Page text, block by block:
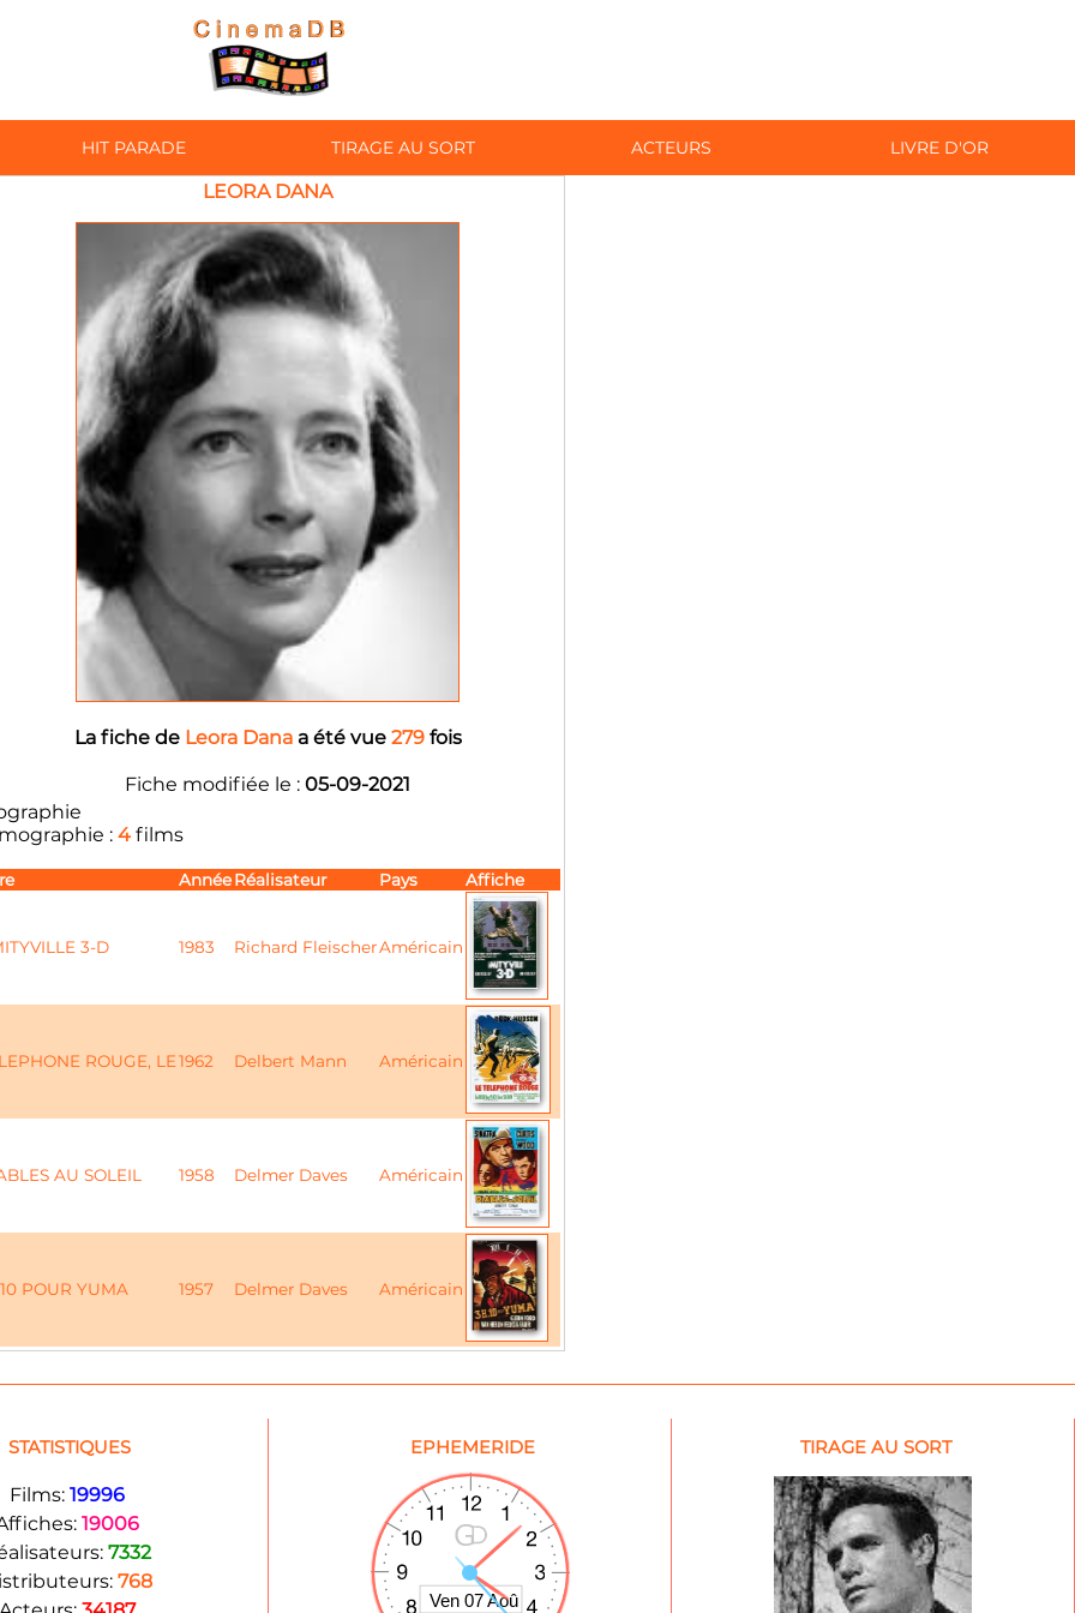
HIT PARADE TIRAGE AU SORT ACTEURS LIVRE D'OR
LEORA DANA
La fiche de Leora Danaa été vue 279fois
Fiche modifiée le : 05-09-2021
: 4 films
Année Réalisateur Pays Affiche
3-D 1983 Richard FleischerAméricain
ROUGE, LE1962 Delbert Mann Américain
AU SOLEIL 1958 Delmer Daves Américain
POUR YUMA 1957 Delmer Daves Américain
STATISTIQUES
Films: 19996
19006
7332
768
EPHEMERIDE TIRAGE AU SORT